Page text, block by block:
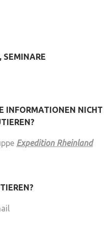
SEMINARE
INFORMATIONEN NICHT
Expedition Rheinland